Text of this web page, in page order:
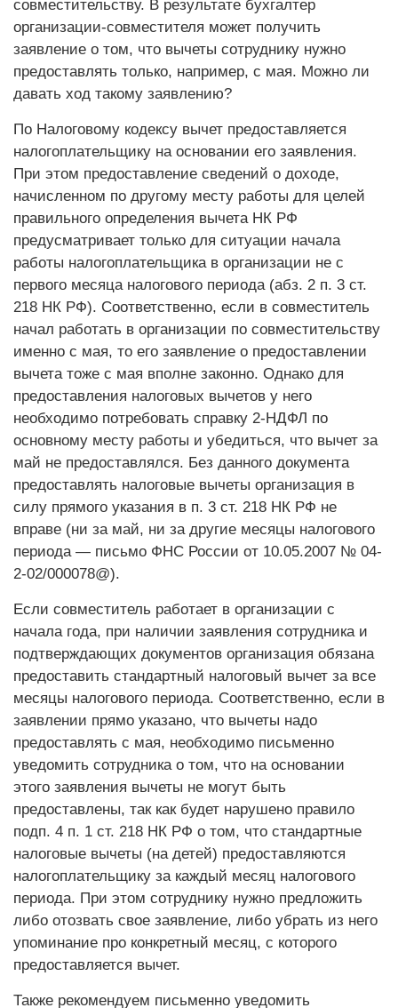
совместительству. В результате бухгалтер
организации-совместителя может получить
заявление о том, что вычеты сотруднику нужно
предоставлять только, например, с мая. Можно ли
давать ход такому заявлению?
По Налоговому кодексу вычет предоставляется
налогоплательщику на основании его заявления.
При этом предоставление сведений о доходе,
начисленном по другому месту работы для целей
правильного определения вычета НК РФ
предусматривает только для ситуации начала
работы налогоплательщика в организации не с
первого месяца налогового периода (абз. 2 п. 3 ст.
218 НК РФ). Соответственно, если в совместитель
начал работать в организации по совместительству
именно с мая, то его заявление о предоставлении
вычета тоже с мая вполне законно. Однако для
предоставления налоговых вычетов у него
необходимо потребовать справку 2-НДФЛ по
основному месту работы и убедиться, что вычет за
май не предоставлялся. Без данного документа
предоставлять налоговые вычеты организация в
силу прямого указания в п. 3 ст. 218 НК РФ не
вправе (ни за май, ни за другие месяцы налогового
периода — письмо ФНС России от 10.05.2007 № 04-
2-02/000078@).
Если совместитель работает в организации с
начала года, при наличии заявления сотрудника и
подтверждающих документов организация обязана
предоставить стандартный налоговый вычет за все
месяцы налогового периода. Соответственно, если в
заявлении прямо указано, что вычеты надо
предоставлять с мая, необходимо письменно
уведомить сотрудника о том, что на основании
этого заявления вычеты не могут быть
предоставлены, так как будет нарушено правило
подп. 4 п. 1 ст. 218 НК РФ о том, что стандартные
налоговые вычеты (на детей) предоставляются
налогоплательщику за каждый месяц налогового
периода. При этом сотруднику нужно предложить
либо отозвать свое заявление, либо убрать из него
упоминание про конкретный месяц, с которого
предоставляется вычет.
Также рекомендуем письменно уведомить